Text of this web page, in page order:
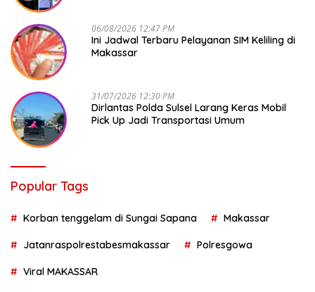
06/08/2026 12:47 PM
Ini Jadwal Terbaru Pelayanan SIM Keliling di
Makassar
31/07/2026 12:30 PM
Dirlantas Polda Sulsel Larang Keras Mobil
Pick Up Jadi Transportasi Umum
Popular Tags
Korban tenggelam di Sungai Sapana Makassar
Jatanraspolrestabesmakassar Polresgowa
Viral MAKASSAR